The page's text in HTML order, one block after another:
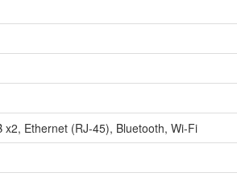
x2, Ethernet (RJ-45), Bluetooth, Wi-Fi